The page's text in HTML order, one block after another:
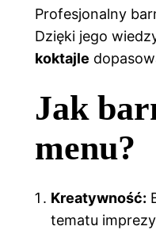
Profesjonalny
Dzięki jego
koktajle
Jak
menu?
Kreatywność:
tematu